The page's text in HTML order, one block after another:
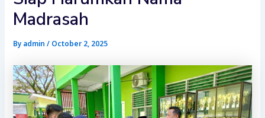
Madrasah
By admin / October 2, 2025